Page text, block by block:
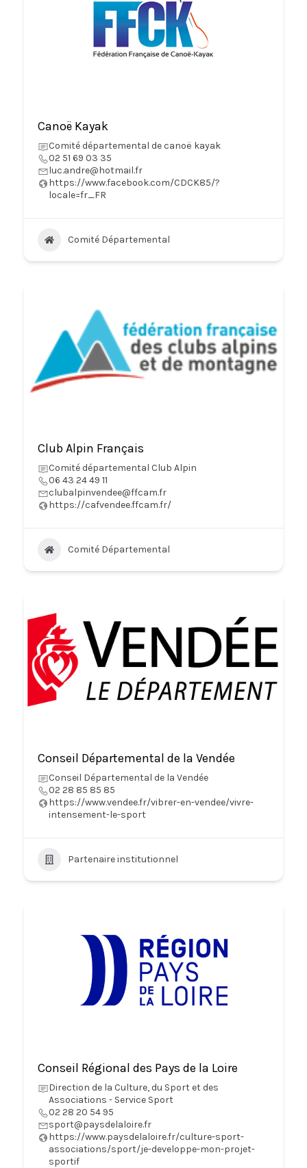
Canoë Kayak
Comité départemental de canoë kayak
02 51 69 03 35
luc.andre@hotmail.fr
https://www.facebook.com/CDCK85/?
locale=fr_FR
Comité Départemental
Club Alpin Français
Comité départemental Club Alpin
06 43 24 49 11
clubalpinvendee@ffcam.fr
https://cafvendee.ffcam.fr/
Comité Départemental
Conseil Départemental de la Vendée
Conseil Départemental de la Vendée
02 28 85 85 85
https://www.vendee.fr/vibrer-en-vendee/vivre-
intensement-le-sport
Partenaire institutionnel
Conseil Régional des Pays de la Loire
Direction de la Culture, du Sport et des
Associations - Service Sport
02 28 20 54 95
sport@paysdelaloire.fr
https://www.paysdelaloire.fr/culture-sport-
associations/sport/je-developpe-mon-projet-
sportif